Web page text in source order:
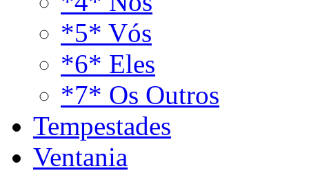
*5* Vós
*6* Eles
*7* Os Outros
Tempestades
Ventania